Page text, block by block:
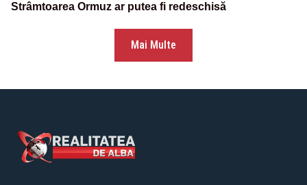
Strâmtoarea Ormuz ar putea fi redeschisă
Mai Multe